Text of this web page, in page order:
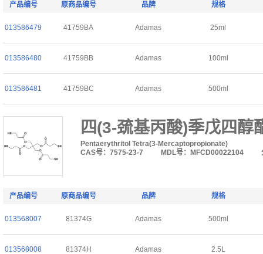
产品编号 原商品编号 品牌 规格
013586479 41759BA Adamas 25ml
013586480 41759BB Adamas 100ml
013586481 41759BC Adamas 500ml
四(3-巯基丙酸)季戊四醇
Pentaerythritol Tetra(3-Mercaptopropionate)
CAS号：7575-23-7
MDL号：MFCD00022104
产品编号 原商品编号 品牌 规格
013568007 81374G Adamas 500ml
013568008 81374H Adamas 2.5L